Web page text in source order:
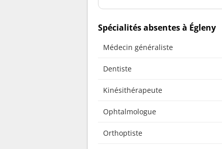
Spécialités absentes à Égleny
Médecin généraliste
Dentiste
Kinésithérapeute
Ophtalmologue
Orthoptiste